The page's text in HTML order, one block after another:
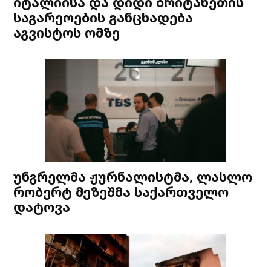
საგარეოების განცხადება
აგვისტოს ომზე
უნგრელმა ჟურნალისტმა, ლასლო
რობერტ მეზეშმა საქართველო
დატოვა